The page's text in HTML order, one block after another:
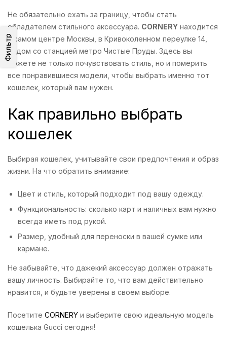
Фильтр
Не обязательно ехать за границу, чтобы стать
обладателем стильного аксессуара. CORNERY находится
в самом центре Москвы, в Кривоколенном переулке 14,
рядом со станцией метро Чистые Пруды. Здесь вы
можете не только почувствовать стиль, но и померить
все понравившиеся модели, чтобы выбрать именно тот
кошелек, который вам нужен.
Как правильно выбрать
кошелек
Выбирая кошелек, учитывайте свои предпочтения и образ
жизни. На что обратить внимание:
Цвет и стиль, который подходит под вашу одежду.
Функциональность: сколько карт и наличных вам нужно
всегда иметь под рукой.
Размер, удобный для переноски в вашей сумке или
кармане.
Не забывайте, что дажекий аксессуар должен отражать
вашу личность. Выбирайте то, что вам действительно
нравится, и будьте уверены в своем выборе.
Посетите CORNERY и выберите свою идеальную модель
кошелька Gucci сегодня!